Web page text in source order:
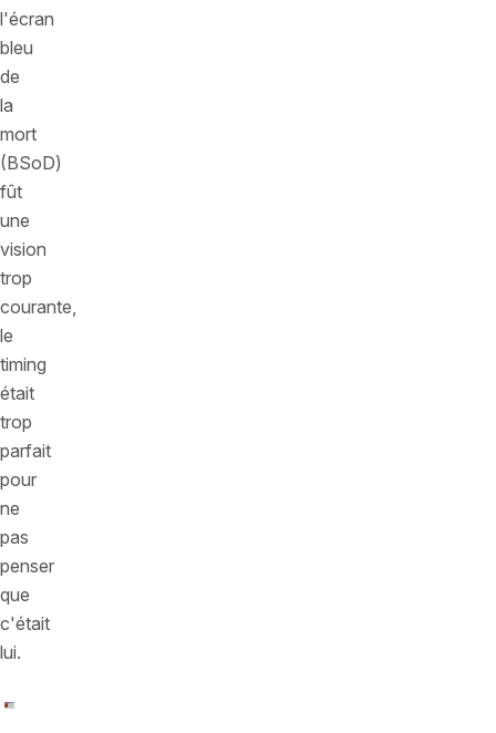
l'écran
bleu
de
la
mort
(BSoD)
fût
une
vision
trop
courante,
le
timing
était
trop
parfait
pour
ne
pas
penser
que
c'était
lui.